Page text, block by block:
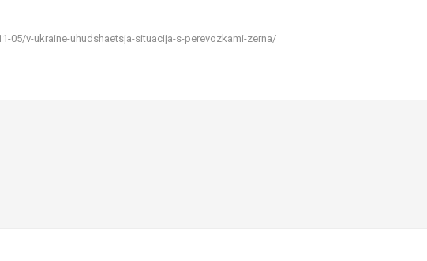
05/v-ukraine-uhudshaetsja-situacija-s-perevozkami-zerna/